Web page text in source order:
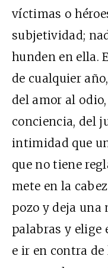
víctimas o
subjetividad;
hunden en ella.
de cualquier
del amor al
conciencia, del
intimidad que
que no tiene
mete en la
pozo y deja una
palabras y elige
e ir en contra de